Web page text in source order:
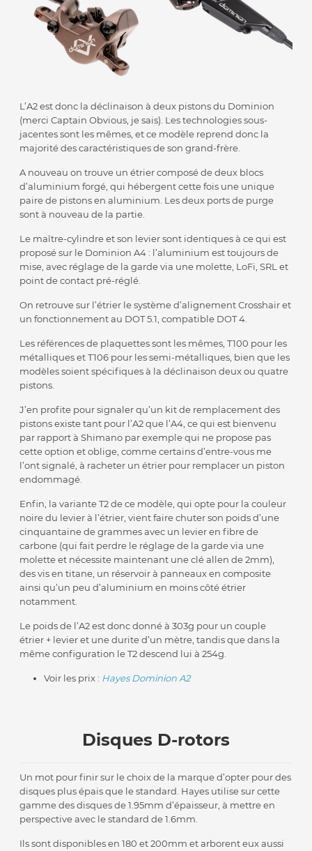
L’A2 est donc la déclinaison à deux pistons du Dominion
(merci Captain Obvious, je sais). Les technologies sous-
jacentes sont les mêmes, et ce modèle reprend donc la
majorité des caractéristiques de son grand-frère.
A nouveau on trouve un étrier composé de deux blocs
d’aluminium forgé, qui hébergent cette fois une unique
paire de pistons en aluminium. Les deux ports de purge
sont à nouveau de la partie.
Le maître-cylindre et son levier sont identiques à ce qui est
proposé sur le Dominion A4 : l’aluminium est toujours de
mise, avec réglage de la garde via une molette, LoFi, SRL et
point de contact pré-réglé.
On retrouve sur l’étrier le système d’alignement Crosshair et
un fonctionnement au DOT 5.1, compatible DOT 4.
Les références de plaquettes sont les mêmes, T100 pour les
métalliques et T106 pour les semi-métalliques, bien que les
modèles soient spécifiques à la déclinaison deux ou quatre
pistons.
J’en profite pour signaler qu’un kit de remplacement des
pistons existe tant pour l’A2 que l’A4, ce qui est bienvenu
par rapport à Shimano par exemple qui ne propose pas
cette option et oblige, comme certains d’entre-vous me
l’ont signalé, à racheter un étrier pour remplacer un piston
endommagé.
Enfin, la variante T2 de ce modèle, qui opte pour la couleur
noire du levier à l’étrier, vient faire chuter son poids d’une
cinquantaine de grammes avec un levier en fibre de
carbone (qui fait perdre le réglage de la garde via une
molette et nécessite maintenant une clé allen de 2mm),
des vis en titane, un réservoir à panneaux en composite
ainsi qu’un peu d’aluminium en moins côté étrier
notamment.
Le poids de l’A2 est donc donné à 303g pour un couple
étrier + levier et une durite d’un mètre, tandis que dans la
même configuration le T2 descend lui à 254g.
Voir les prix : Hayes Dominion A2
Disques D-rotors
Un mot pour finir sur le choix de la marque d’opter pour des
disques plus épais que le standard. Hayes utilise sur cette
gamme des disques de 1.95mm d’épaisseur, à mettre en
perspective avec le standard de 1.6mm.
Ils sont disponibles en 180 et 200mm et arborent eux aussi